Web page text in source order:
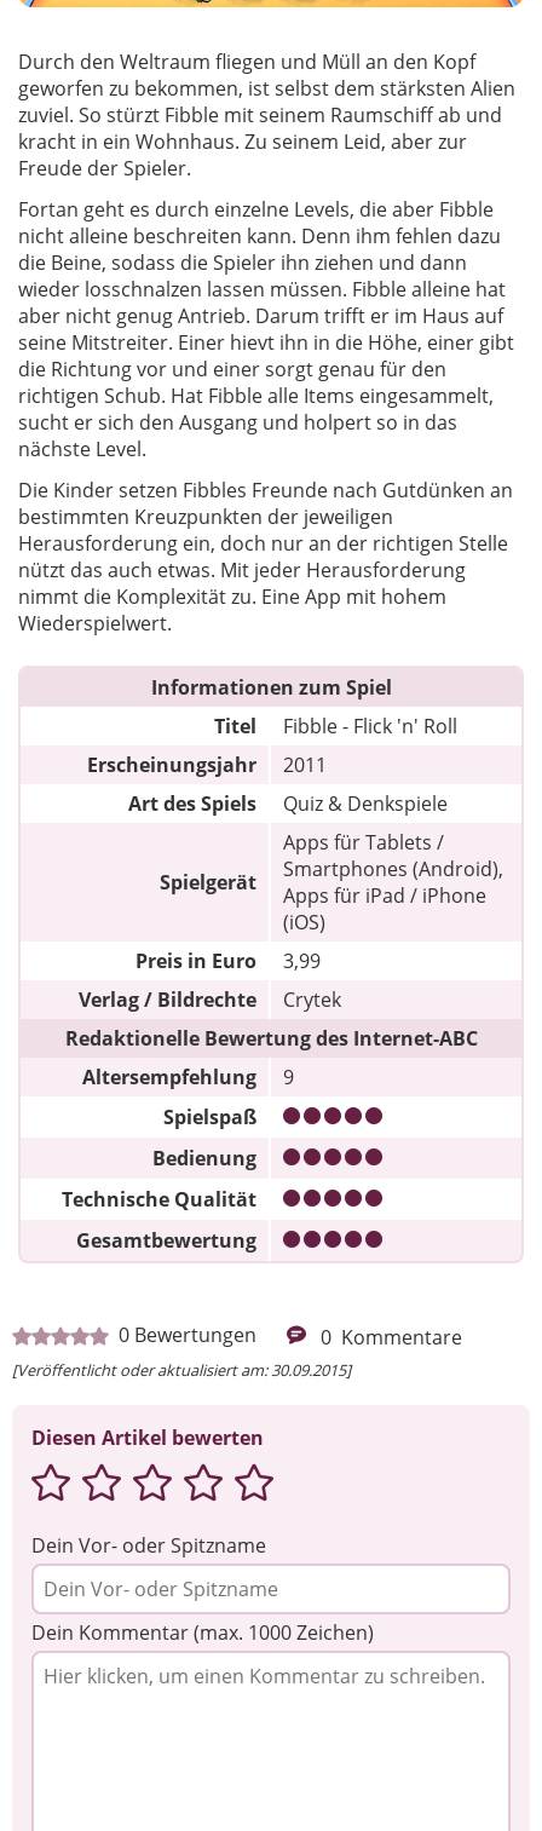
Durch den Weltraum fliegen und Müll an den Kopf
geworfen zu bekommen, ist selbst dem stärksten Alien
zuviel. So stürzt Fibble mit seinem Raumschiff ab und
kracht in ein Wohnhaus. Zu seinem Leid, aber zur
Freude der Spieler.
Fortan geht es durch einzelne Levels, die aber Fibble
nicht alleine beschreiten kann. Denn ihm fehlen dazu
die Beine, sodass die Spieler ihn ziehen und dann
wieder losschnalzen lassen müssen. Fibble alleine hat
aber nicht genug Antrieb. Darum trifft er im Haus auf
seine Mitstreiter. Einer hievt ihn in die Höhe, einer gibt
die Richtung vor und einer sorgt genau für den
richtigen Schub. Hat Fibble alle Items eingesammelt,
sucht er sich den Ausgang und holpert so in das
nächste Level.
Die Kinder setzen Fibbles Freunde nach Gutdünken an
bestimmten Kreuzpunkten der jeweiligen
Herausforderung ein, doch nur an der richtigen Stelle
nützt das auch etwas. Mit jeder Herausforderung
nimmt die Komplexität zu. Eine App mit hohem
Wiederspielwert.
Informationen zum Spiel
Titel
Fibble - Flick 'n' Roll
Erscheinungsjahr
2011
Art des Spiels
Quiz & Denkspiele
Spielgerät
Apps für Tablets /
Smartphones (Android),
Apps für iPad / iPhone
(iOS)
Preis in Euro
3,99
Verlag / Bildrechte
Crytek
Redaktionelle Bewertung des Internet-ABC
Altersempfehlung
9
Spielspaß
Bedienung
Technische Qualität
Gesamtbewertung
0 Bewertungen 0 Kommentare
[Veröffentlicht oder aktualisiert am: 30.09.2015]
Diesen Artikel bewerten
Dein Vor- oder Spitzname
Dein Kommentar (max. 1000 Zeichen)